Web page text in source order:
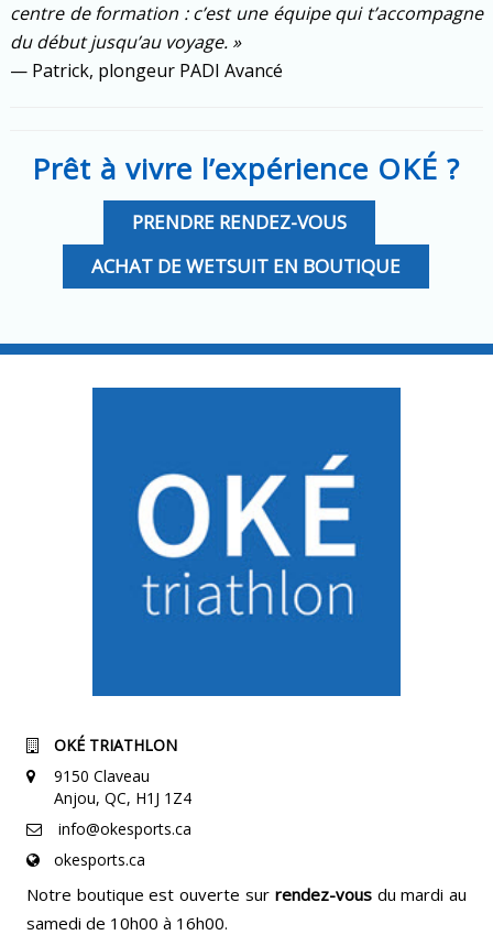
centre de formation : c’est une équipe qui t’accompagne
du début jusqu’au voyage. »
— Patrick, plongeur PADI Avancé
Prêt à vivre l’expérience OKÉ ?
PRENDRE RENDEZ-VOUS
ACHAT DE WETSUIT EN BOUTIQUE
OKÉ TRIATHLON
9150 Claveau
Anjou, QC, H1J 1Z4
info@okesports.ca
okesports.ca
Notre boutique est ouverte sur rendez-vousdu mardi au
samedi de 10h00 à 16h00.